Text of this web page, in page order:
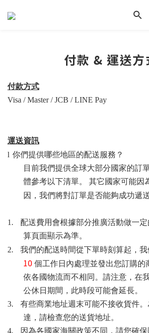
付款 & 運送方
付款方式
Visa / Master / JCB / LINE Pay
運送資訊
l 你們提供哪些地區的配送服務？
目前我們提供全球大部分國家的訂
體參考以下清單。 其它國家可能因
因，我們將對訂單是否能夠成功遞
1.
配送費用會根據部分推廣活動做一
算頁面顯示為準。
2.
我們的配送時間從下單時刻算起，
10 個工作日內處理並發出您訂購的
依各國物流而不相同。請注意，在
公休日期間，此時段可能會延長。
3.
有些商業地址週末可能不接收貨件
達，請檢查您的送貨地址。
4.
因為各國家海關政策不同，請您確